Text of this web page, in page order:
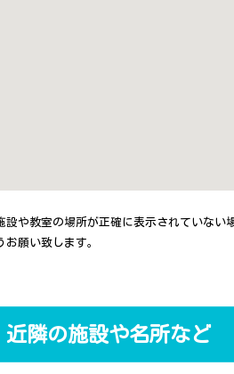
設や教室の場所が正確に表示されていない
お願い致します。
近隣の施設や名所など